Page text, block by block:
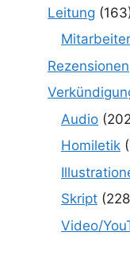
Leitung
Rezensionen
Audio
Homiletik
Skript
Video/